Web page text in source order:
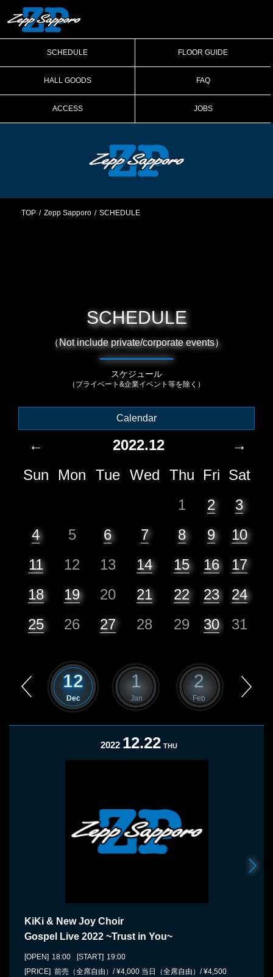
SCHEDULE FLOOR GUIDE
HALL GOODS FAQ
ACCESS JOBS
TOP Zepp Sapporo SCHEDULE
SCHEDULE
（Not include private/corporate events）
スケジュール
（プライベート&企業イベント等を除く）
Calendar
← 2022.12
→
Sun
Mon Tue Wed Thu Fri Sat
1
2
3
4
5 6 7 8 9
10
11
12 13 14 15 16
17
18
19 20 21 22 23
24
25
26 27 28 29 30 31
12
Dec
1
Jan
2
Feb
2022 12.22 THU
KiKi & New Joy Choir
Gospel Live 2022 ~Trust in You~
[OPEN] 18:00 [START] 19:00
[PRICE] 前売（全席自由）/ ¥4,000 当日（全席自由）/ ¥4,500